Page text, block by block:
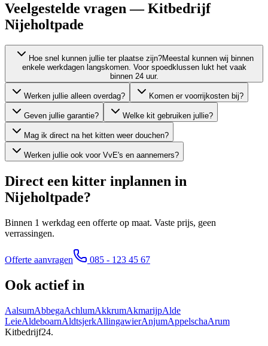
Veelgestelde vragen — Kitbedrijf
Nijeholtpade
Hoe snel kunnen jullie ter plaatse zijn?Meestal kunnen wij binnen
enkele werkdagen langskomen. Voor spoedklussen lukt het vaak
binnen 24 uur.
Werken jullie alleen overdag? Komen er voorrijkosten bij?
Geven jullie garantie? Welke kit gebruiken jullie?
Mag ik direct na het kitten weer douchen?
Werken jullie ook voor VvE's en aannemers?
Direct een kitter inplannen in
Nijeholtpade?
Binnen 1 werkdag een offerte op maat. Vaste prijs, geen
verrassingen.
Offerte aanvragen 085 - 123 45 67
Ook actief in
AalsumAbbegaAchlumAkkrumAkmarijpAlde
LeieAldeboarnAldtsjerkAllingawierAnjumAppelschaArum
Kitbedrijf24.